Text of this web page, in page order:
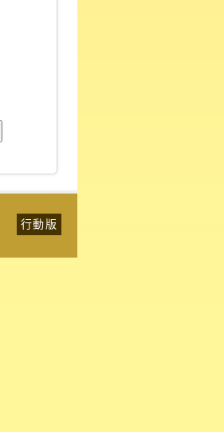
行動版